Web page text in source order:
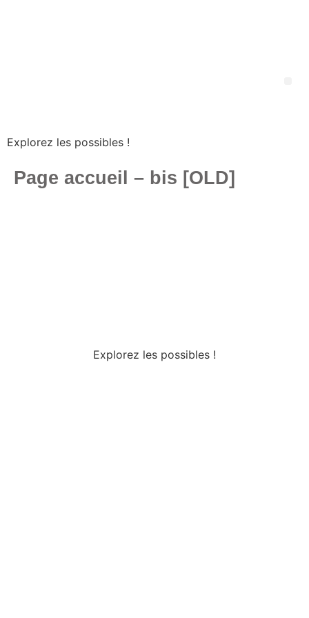
Explorez les possibles !
Page accueil – bis [OLD]
Explorez les possibles !